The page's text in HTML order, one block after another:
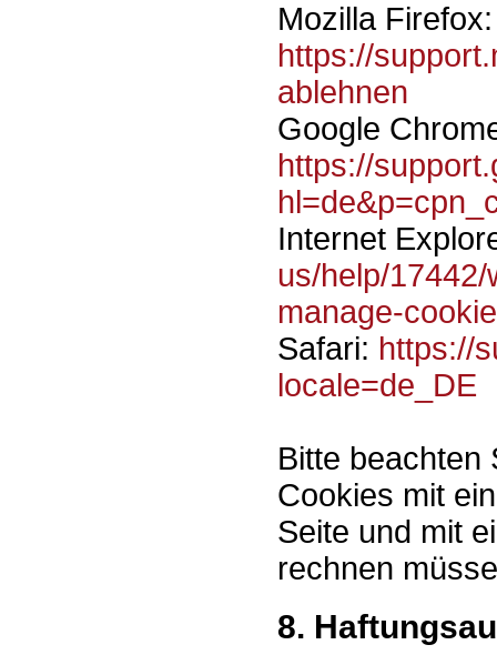
Mozilla Firefox:
https://
ablehnen
Google
https://
Internet
us/help/
manage-
Safari: https://
locale=de_DE
Bitte beachten
Cookies mit
Seite und mit
rechnen
8.